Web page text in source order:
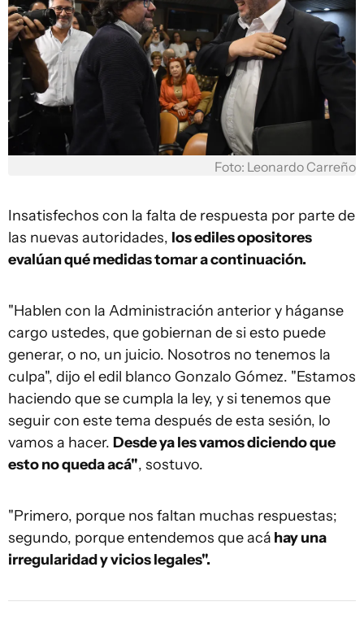
Foto: Leonardo Carreño
Insatisfechos con la falta de respuesta por parte de
las nuevas autoridades, los ediles opositores
evalúan qué medidas tomar a continuación.
"Hablen con la Administración anterior y háganse
cargo ustedes, que gobiernan de si esto puede
generar, o no, un juicio. Nosotros no tenemos la
culpa", dijo el edil blanco Gonzalo Gómez. "Estamos
haciendo que se cumpla la ley, y si tenemos que
seguir con este tema después de esta sesión, lo
vamos a hacer. Desde ya les vamos diciendo que
esto no queda acá", sostuvo.
"Primero, porque nos faltan muchas respuestas;
segundo, porque entendemos que acá hay una
irregularidad y vicios legales".